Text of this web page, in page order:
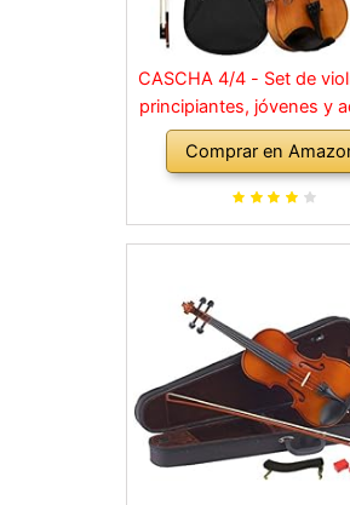
CASCHA 4/4 - Set de
principiantes, jóvenes y
violín macizo con arco,
cuerdas de repuesto,
para hombro, maletín,
Comprar en